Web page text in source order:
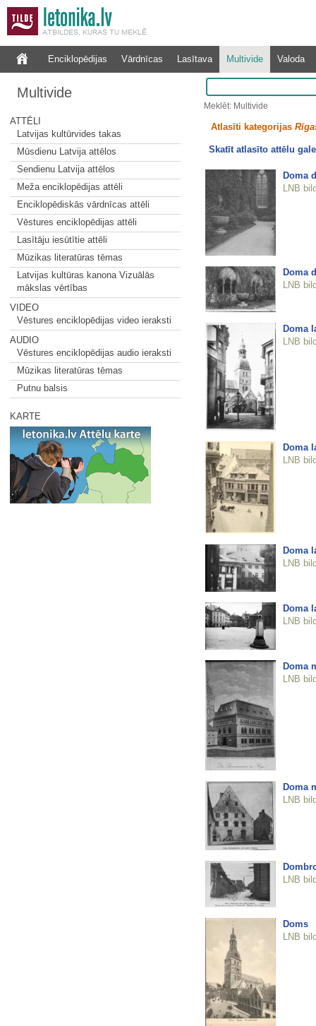
Enciklopēdijas Vārdnīcas Lasītava Multivide Valoda
Multivide
ATTĒLI
Latvijas kultūrvides takas
Mūsdienu Latvija attēlos
Sendienu Latvija attēlos
Meža enciklopēdijas attēli
Enciklopēdiskās vārdnīcas attēli
Vēstures enciklopēdijas attēli
Lasītāju iesūtītie attēli
Mūzikas literatūras tēmas
Latvijas kultūras kanona Vizuālās
mākslas vērtības
VIDEO
Vēstures enciklopēdijas video ieraksti
AUDIO
Vēstures enciklopēdijas audio ieraksti
Mūzikas literatūras tēmas
Putnu balsis
KARTE
Meklēt: Multivide
Atlasīti kategorijas
Skatīt atlasīto attēlu
Doma
LNB
Doma
LNB
Doma
LNB
Doma
LNB
Doma
LNB
Doma
LNB
Doma
LNB
Doma
LNB
LNB
Doms
LNB